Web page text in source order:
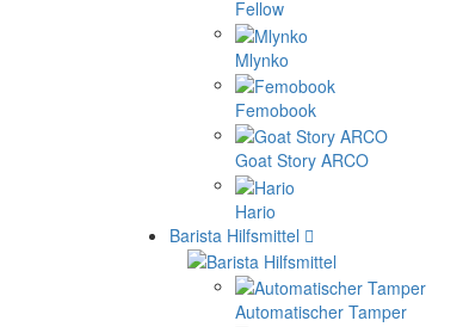
Fellow
Mlynko
Femobook
Goat Story ARCO
Hario
Barista Hilfsmittel
Automatischer Tamper